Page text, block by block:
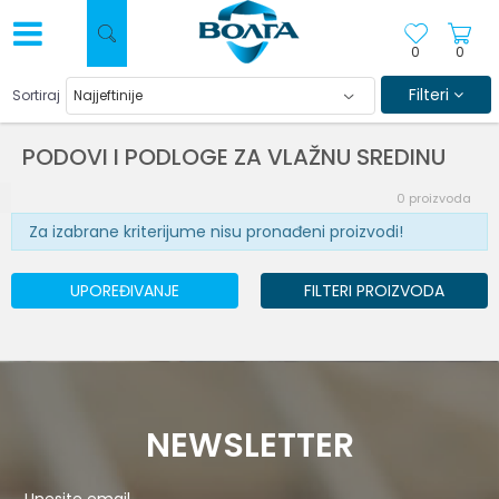
0
0
PODOVI I PODLOGE ZA VLAŽNU SREDINU
Sortiraj Filteri
0 proizvoda
Za izabrane kriterijume nisu pronađeni proizvodi!
UPOREĐIVANJE FILTERI PROIZVODA
NEWSLETTER